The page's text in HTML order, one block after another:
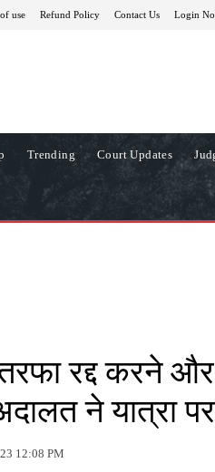
use Refund Policy Contact Us Login
Trending Court Updates
रद्द करने
ने यात्रा पर
12:08 PM